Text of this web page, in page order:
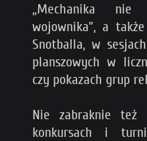
„Mechanika
wojownika”, a
Snotballa, w
planszowych w
czy pokazach grup
Nie zabraknie też
konkursach i